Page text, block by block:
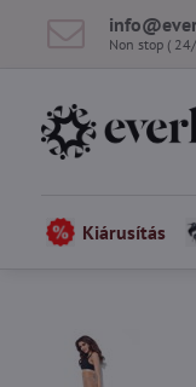
Non stop (
Kiárusítás